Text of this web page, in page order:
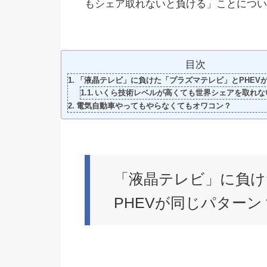
もシェア取れないと負ける」ことにつ
目次
「液晶テレビ」に負けた「プラズマテレビ」とPHEV
いくら技術レベルが高くても世界シェアを取れ
電気自動車やってもやらなくてもオワコン？
「液晶テレビ」に負
PHEVが同じパターン